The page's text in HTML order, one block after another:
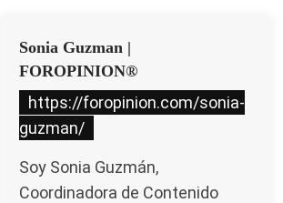
Sonia Guzman |
FOROPINION®
https://foropinion.com/sonia-
guzman/
Soy Sonia Guzmán,
Coordinadora de Contenido